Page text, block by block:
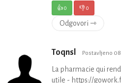
👍0 👎0
Odgovori ⇾
Toqnsl Postavljeno
La pharmacie qui
utile - https://